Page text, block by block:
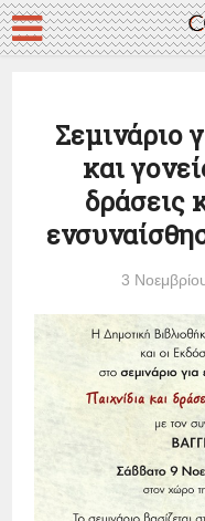
Σεμινάριο
και
δράσεις
3